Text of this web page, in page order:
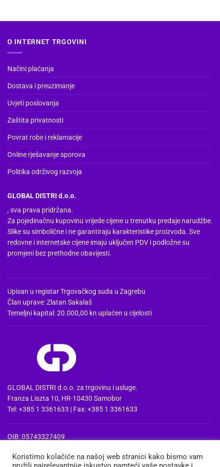
O INTERNET TRGOVINI
Načini plaćanja
Dostava i preuzimanje
Uvjeti poslovanja
Zaštita privatnosti
Povrat robe i reklamacije
Online rješavanje sporova
Politika održivog razvoja
GLOBAL DISTRI d.o.o.
, sva prava pridržana.
Za pojedinačnu kupovinu vrijede cijene u trenutku predaje narudžbe.
Slike su simbolične i ne garantiraju karakteristike proizvoda. Sve
redovne i internetske cijene imaju uključen PDV i podložne su
promjeni bez prethodne obavijesti.
Upisan u registar Trgovačkog suda u Zagrebu
Član uprave: Zlatan Sakalaš
Temeljni kapital: 20.000,00 kn uplaćen u cijelosti
GLOBAL DISTRI d.o.o. za trgovinu i usluge.
Franza Liszta 10, HR-10430 Samobor
Tel: +385 1 3361633 | Fax: +385 1 3361633
OIB: 05743327409
PDV Id: HR05743327409
Koristimo kolačiće na našoj web stranici kako bismo vam